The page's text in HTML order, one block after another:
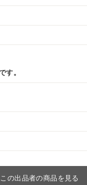
す。
この出品者の商品を見る